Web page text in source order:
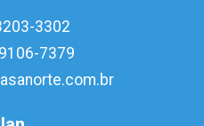
3302
7379